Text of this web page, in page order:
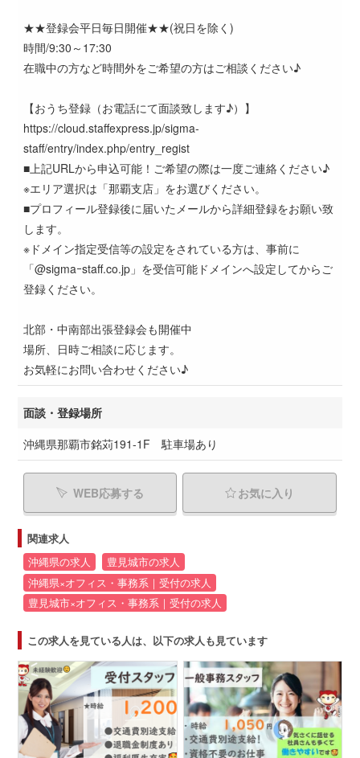
★★登録会平日毎日開催★★(祝日を除く)
時間/9:30～17:30
在職中の方など時間外をご希望の方はご相談ください♪
【おうち登録（お電話にて面談致します♪）】
https://cloud.staffexpress.jp/sigma-
staff/entry/index.php/entry_regist
■上記URLから申込可能！ご希望の際は一度ご連絡ください♪
※エリア選択は「那覇支店」をお選びください。
■プロフィール登録後に届いたメールから詳細登録をお願い致
します。
※ドメイン指定受信等の設定をされている方は、事前に
「@sigmaｰstaff.co.jp」を受信可能ドメインへ設定してからご
登録ください。
北部・中南部出張登録会も開催中
場所、日時ご相談に応じます。
お気軽にお問い合わせください♪
面談・登録場所
沖縄県那覇市銘苅191-1F 駐車場あり
WEB応募する お気に入り
関連求人
沖縄県の求人
豊見城市の求人
沖縄県×オフィス・事務系｜受付の求人
豊見城市×オフィス・事務系｜受付の求人
この求人を見ている人は、以下の求人も見ています